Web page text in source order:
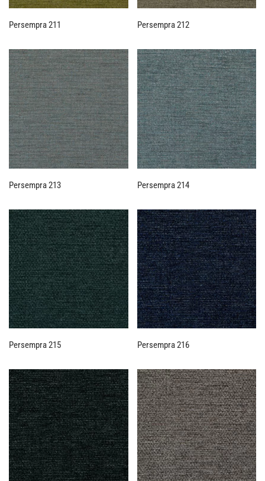
Persempra 211 Persempra 212
Persempra 213 Persempra 214
Persempra 215 Persempra 216